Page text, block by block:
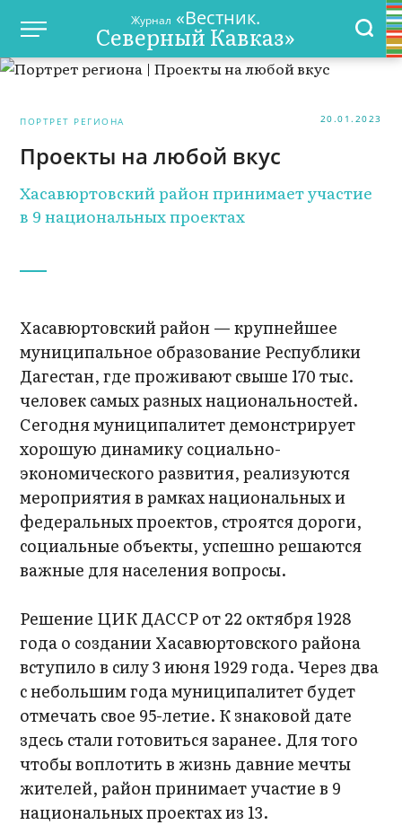
Журнал «Вестник.
Северный Кавказ»
ПОРТРЕТ РЕГИОНА 20.01.2023
Проекты на любой вкус
Хасавюртовский район принимает участие
в 9 национальных проектах
Хасавюртовский район — крупнейшее
муниципальное образование Республики
Дагестан, где проживают свыше 170 тыс.
человек самых разных национальностей.
Сегодня муниципалитет демонстрирует
хорошую динамику социально-
экономического развития, реализуются
мероприятия в рамках национальных и
федеральных проектов, строятся дороги,
социальные объекты, успешно решаются
важные для населения вопросы.
Решение ЦИК ДАССР от 22 октября 1928
года о создании Хасавюртовского района
вступило в силу 3 июня 1929 года. Через два
с небольшим года муниципалитет будет
отмечать свое 95-летие. К знаковой дате
здесь стали готовиться заранее. Для того
чтобы воплотить в жизнь давние мечты
жителей, район принимает участие в 9
национальных проектах из 13.